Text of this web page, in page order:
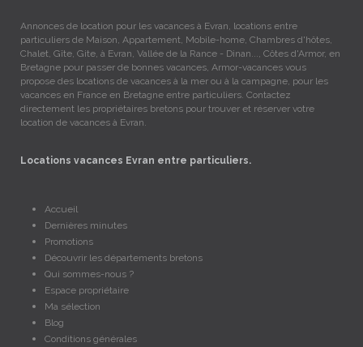
Annonces de location pour les vacances à Evran, locations entre
particuliers de Maison, Appartement, Mobile-home, Chambres d'hôtes,
Chalet, Gîte, Gite, à Evran, Vallée de la Rance - Dinan..., Côtes d'Armor, en
Bretagne pour passer de bonnes vacances, Armor-vacances vous
propose des locations de vacances à la mer ou à la campagne, pour les
vacances en France en Bretagne entre particuliers. Contactez
directement les propriétaires bretons pour trouver et réserver votre
location de vacances à Evran.
Locations vacances Evran entre particuliers.
Accueil
Dernières minutes
Promotions
Découvrir les départements bretons
Qui sommes-nous ?
Espace propriétaire
Ma sélection
Blog
Conditions générales